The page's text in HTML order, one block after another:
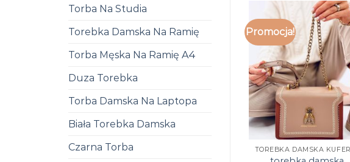
Torba Na Studia
Torebka Damska Na Ramię
Torba Męska Na Ramię A4
Duza Torebka
Torba Damska Na Laptopa
Biała Torebka Damska
Czarna Torba
Promocja!